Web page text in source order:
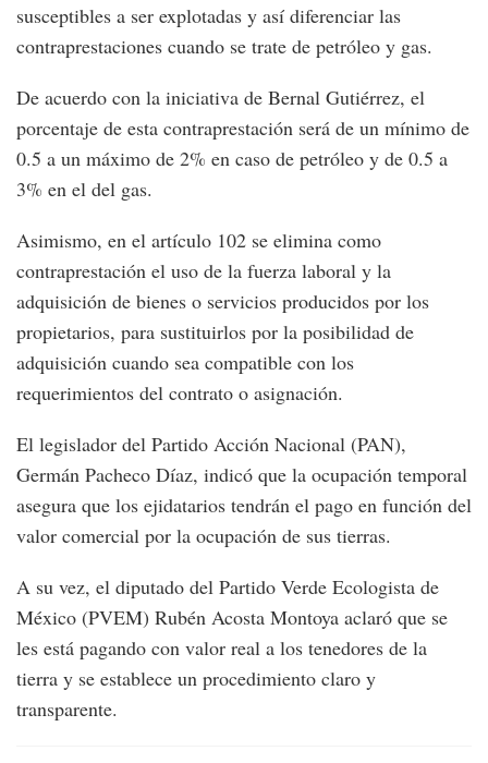
susceptibles a ser explotadas y así diferenciar las
contraprestaciones cuando se trate de petróleo y gas.
De acuerdo con la iniciativa de Bernal Gutiérrez, el
porcentaje de esta contraprestación será de un mínimo de
0.5 a un máximo de 2% en caso de petróleo y de 0.5 a
3% en el del gas.
Asimismo, en el artículo 102 se elimina como
contraprestación el uso de la fuerza laboral y la
adquisición de bienes o servicios producidos por los
propietarios, para sustituirlos por la posibilidad de
adquisición cuando sea compatible con los
requerimientos del contrato o asignación.
El legislador del Partido Acción Nacional (PAN),
Germán Pacheco Díaz, indicó que la ocupación temporal
asegura que los ejidatarios tendrán el pago en función del
valor comercial por la ocupación de sus tierras.
A su vez, el diputado del Partido Verde Ecologista de
México (PVEM) Rubén Acosta Montoya aclaró que se
les está pagando con valor real a los tenedores de la
tierra y se establece un procedimiento claro y
transparente.